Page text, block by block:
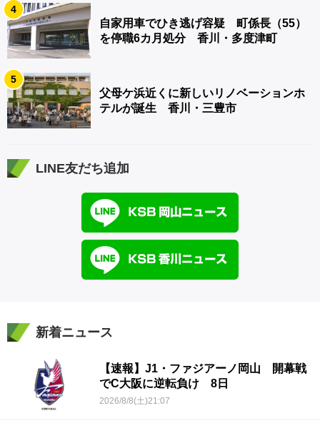
4
自家用車でひき逃げ容疑 町係長（55）
を停職6カ月処分 香川・多度津町
5
父母ケ浜近くに新しいリノベーションホ
テルが誕生 香川・三豊市
LINE友だち追加
新着ニュース
【速報】J1・ファジアーノ岡山 開幕戦
でC大阪に逆転負け 8日
2026/8/8(土)21:07